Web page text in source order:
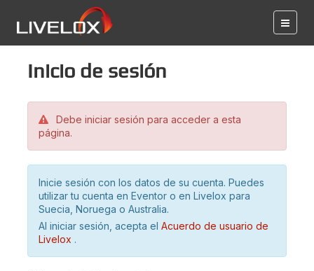
Inicio de sesión
Debe iniciar sesión para acceder a esta
página.
Inicie sesión con los datos de su cuenta. Puedes
utilizar tu cuenta en Eventor o en Livelox para
Suecia, Noruega o Australia.
Al iniciar sesión, acepta el Acuerdo de usuario de
Livelox .